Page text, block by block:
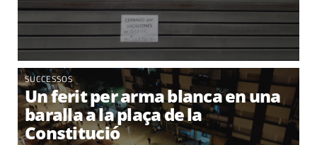
SUCCESSOS
Un ferit per arma blanca en una
baralla a la plaça de la
Constitució